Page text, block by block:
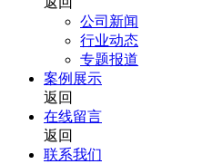
公司新闻
行业动态
专题报道
案例展示
返回
在线留言
返回
联系我们